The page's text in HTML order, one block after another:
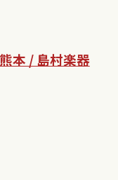
本 / 島村楽器